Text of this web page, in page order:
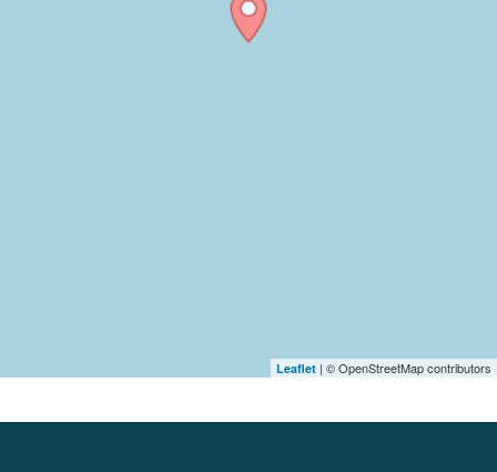
Leaflet | © OpenStreetMap contributors